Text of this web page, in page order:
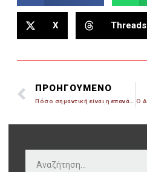
X Threads
ΠΡΟΗΓΟΥΜΕΝΟ
Πόσο σημαντική είναι η επανάληψη μιας τεχνικής στο Καράτε;